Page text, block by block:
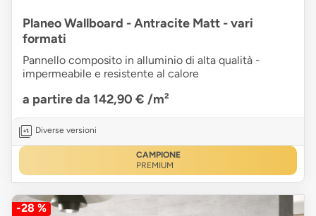
Planeo Wallboard - Antracite Matt - vari
formati
Pannello composito in alluminio di alta qualità -
impermeabile e resistente al calore
a partire da 142,90 € /m²
Diverse versioni
CAMPIONE
PREMIUM
-28 %